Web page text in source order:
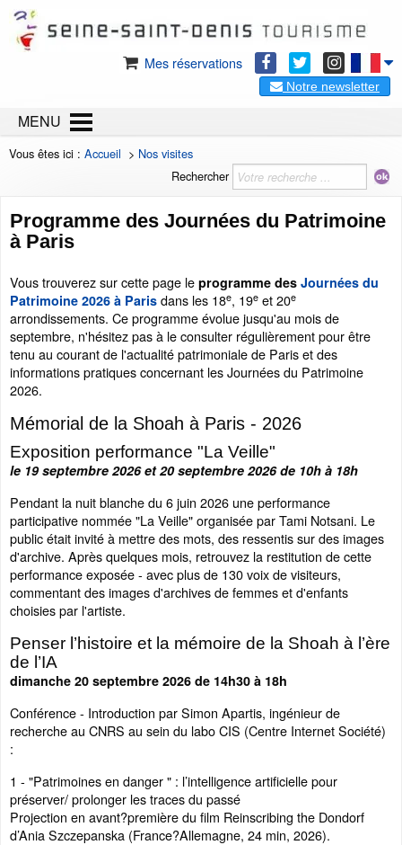
Mes réservations
Notre newsletter
MENU
Vous êtes ici : Accueil > Nos visites
Rechercher
Programme des Journées du Patrimoine
à Paris
Vous trouverez sur cette page le programme des Journées du
Patrimoine 2026 à Paris dans les 18e, 19e et 20e
arrondissements. Ce programme évolue jusqu'au mois de
septembre, n'hésitez pas à le consulter régulièrement pour être
tenu au courant de l'actualité patrimoniale de Paris et des
informations pratiques concernant les Journées du Patrimoine
2026.
Mémorial de la Shoah à Paris - 2026
Exposition performance "La Veille"
le 19 septembre 2026 et 20 septembre 2026 de 10h à 18h
Pendant la nuit blanche du 6 juin 2026 une performance
participative nommée "La Veille" organisée par Tami Notsani. Le
public était invité à mettre des mots, des ressentis sur des images
d'archive. Après quelques mois, retrouvez la restitution de cette
performance exposée - avec plus de 130 voix de visiteurs,
commentant des images d'archives de femmes et d'enfants
choisies par l'artiste.
Penser l’histoire et la mémoire de la Shoah à l’ère
de l’IA
dimanche 20 septembre 2026 de 14h30 à 18h
Conférence - Introduction par Simon Apartis, ingénieur de
recherche au CNRS au sein du labo CIS (Centre Internet Société)
:
1 - "Patrimoines en danger " : l’intelligence artificielle pour
préserver/ prolonger les traces du passé
Projection en avant?première du film Reinscribing the Dondorf
d’Ania Szczepanska (France?Allemagne, 24 min, 2026).